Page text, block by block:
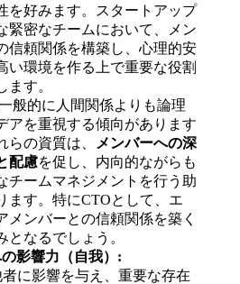
を好みます。スタートアップ
緊密なチームにおいて、メン
信頼関係を構築し、心理的安
い環境を作る上で重要な役割
ます。
般的に人間関係よりも論理
アを重視する傾向があります
らの資質は、
メンバーへの深
配慮を促し、内向的ながらも
チームマネジメントを行う助
ます。特にCTOとして、エ
メンバーとの信頼関係を築く
となるでしょう。
影響力（自我）:
者に影響を与え、重要な存在